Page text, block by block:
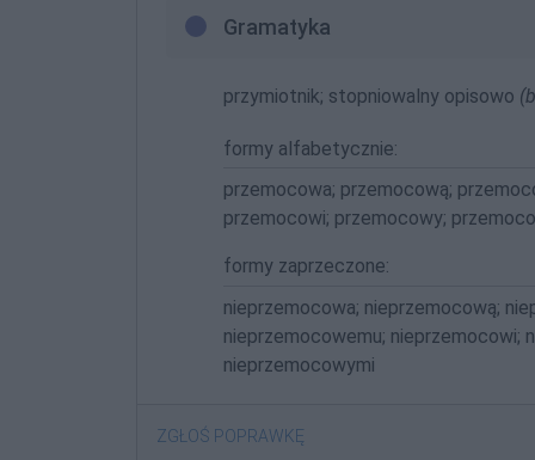
Gramatyka
przymiotnik; stopniowalny opisowo
formy alfabetycznie:
przemocowa; przemocową;
przemocowi; przemocowy;
formy zaprzeczone:
nieprzemocowa; nieprzemocową;
nieprzemocowemu; nieprzemocowi;
nieprzemocowymi
ZGŁOŚ POPRAWKĘ